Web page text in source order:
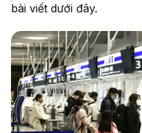
bài viết dưới đây.
Dịch
vấn*